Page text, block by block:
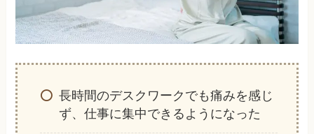
長時間のデスクワークでも痛みを感じ
ず、仕事に集中できるようになった